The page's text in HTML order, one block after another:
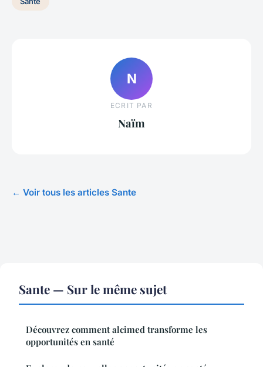
N
ECRIT PAR
Naïm
← Voir tous les articles Sante
Sante — Sur le même sujet
Découvrez comment alcimed transforme les
opportunités en santé